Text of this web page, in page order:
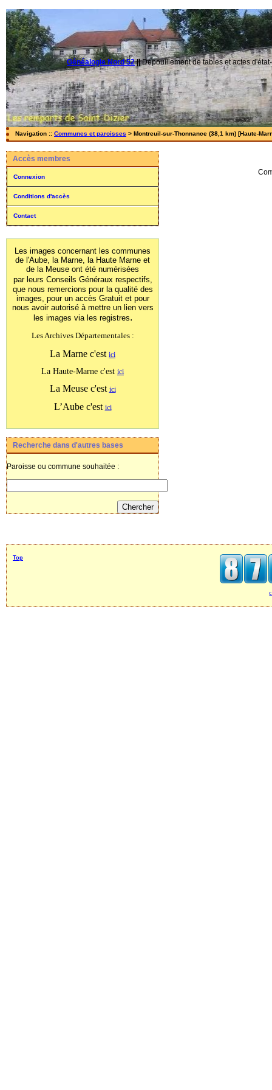
Généalogie Nord 52||Dépouillement de tables et actes
Navigation :: Communes et paroisses > Montreuil-sur-Thonnance (38,1 km) [Haute-
Accès membres
Connexion
Conditions d'accès
Contact
Les images concernant les communes
de l'Aube, la Marne, la Haute Marne et
de la Meuse ont été numérisées
par leurs Conseils Généraux respectifs,
que nous remercions pour la qualité des
images, pour un accès Gratuit et pour
nous avoir autorisé à mettre un lien vers
les images via les registres.
Les Archives Départementales :
La Marne c'est ici
La Haute-Marne c'est ici
La Meuse c'est ici
L’Aube c'est ici
Recherche dans d'autres bases
Paroisse ou commune souhaitée :
Top